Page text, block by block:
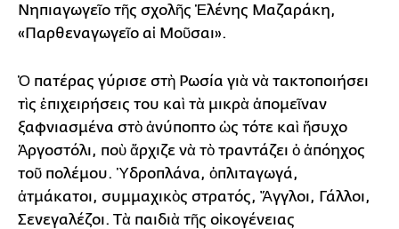
Νηπιαγωγεῖο τῆς σχολῆς Ἑλένης Μαζαράκη,
«Παρθεναγωγεῖο αἱ Μοῦσαι».
Ὁ πατέρας γύρισε στὴ Ρωσία γιὰ νὰ τακτοποιήσει
τὶς ἐπιχειρήσεις του καὶ τὰ μικρὰ ἀπομεῖναν
ξαφνιασμένα στὸ ἀνύποπτο ὡς τότε καὶ ἥσυχο
Ἀργοστόλι, ποὺ ἄρχιζε νὰ τὸ τραντάζει ὁ ἀπόηχος
τοῦ πολέμου. Ὑδροπλάνα, ὁπλιταγωγά,
ἀτμάκατοι, συμμαχικὸς στρατός, Ἄγγλοι, Γάλλοι,
Σενεγαλέζοι. Τὰ παιδιὰ τῆς οἰκογένειας